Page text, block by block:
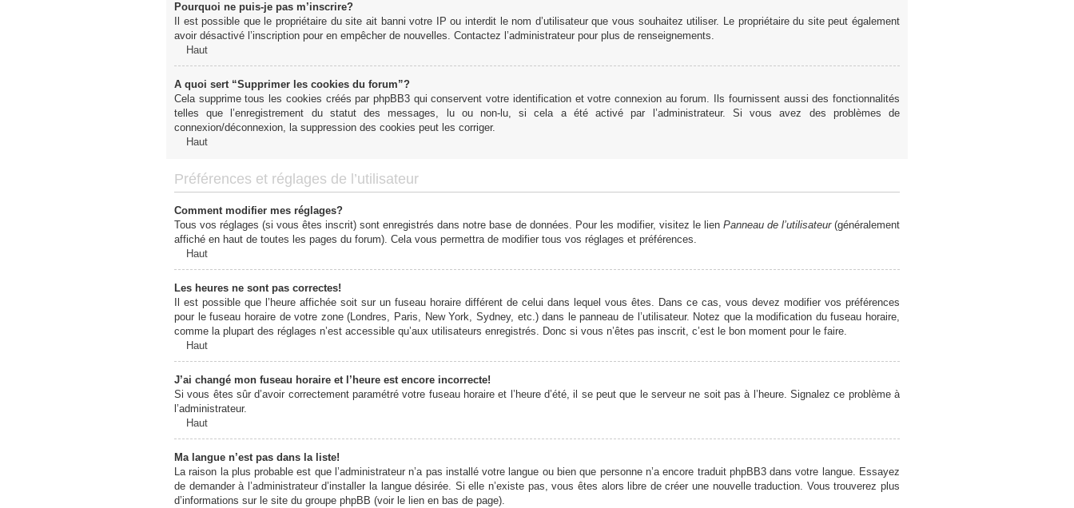
Pourquoi ne puis-je pas m’inscrire?
Il est possible que le propriétaire du site ait banni votre IP ou interdit le nom d’utilisateur que vous souhaitez utiliser. Le propriétaire du site peut également
avoir désactivé l’inscription pour en empêcher de nouvelles. Contactez l’administrateur pour plus de renseignements.
Haut
A quoi sert “Supprimer les cookies du forum”?
Cela supprime tous les cookies créés par phpBB3 qui conservent votre identification et votre connexion au forum. Ils fournissent aussi des fonctionnalités
telles que l’enregistrement du statut des messages, lu ou non-lu, si cela a été activé par l’administrateur. Si vous avez des problèmes de
connexion/déconnexion, la suppression des cookies peut les corriger.
Haut
Préférences et réglages de l’utilisateur
Comment modifier mes réglages?
Tous vos réglages (si vous êtes inscrit) sont enregistrés dans notre base de données. Pour les modifier, visitez le lien Panneau de l’utilisateur(généralement
affiché en haut de toutes les pages du forum). Cela vous permettra de modifier tous vos réglages et préférences.
Haut
Les heures ne sont pas correctes!
Il est possible que l’heure affichée soit sur un fuseau horaire différent de celui dans lequel vous êtes. Dans ce cas, vous devez modifier vos préférences
pour le fuseau horaire de votre zone (Londres, Paris, New York, Sydney, etc.) dans le panneau de l’utilisateur. Notez que la modification du fuseau horaire,
comme la plupart des réglages n’est accessible qu’aux utilisateurs enregistrés. Donc si vous n’êtes pas inscrit, c’est le bon moment pour le faire.
Haut
J’ai changé mon fuseau horaire et l’heure est encore incorrecte!
Si vous êtes sûr d’avoir correctement paramétré votre fuseau horaire et l’heure d’été, il se peut que le serveur ne soit pas à l’heure. Signalez ce problème à
l’administrateur.
Haut
Ma langue n’est pas dans la liste!
La raison la plus probable est que l’administrateur n’a pas installé votre langue ou bien que personne n’a encore traduit phpBB3 dans votre langue. Essayez
de demander à l’administrateur d’installer la langue désirée. Si elle n’existe pas, vous êtes alors libre de créer une nouvelle traduction. Vous trouverez plus
d’informations sur le site du groupe phpBB (voir le lien en bas de page).